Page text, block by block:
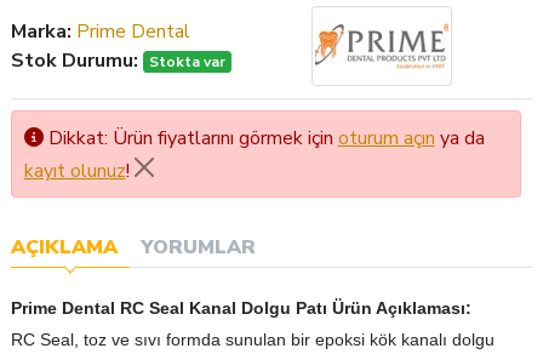
Marka: Prime Dental
Stok Durumu:
Stokta var
Dikkat: Ürün fiyatlarını görmek için oturum açın ya da
kayıt olunuz!
AÇIKLAMA YORUMLAR
Prime Dental RC Seal Kanal Dolgu Patı Ürün Açıklaması:
RC Seal, toz ve sıvı formda sunulan bir epoksi kök kanalı dolgu